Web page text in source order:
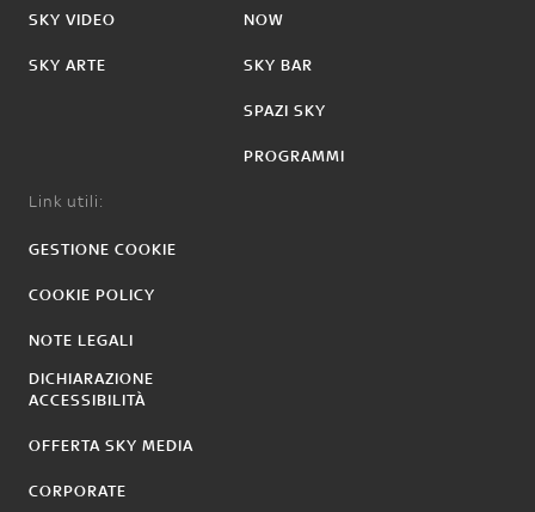
SKY VIDEO
SKY ARTE
NOW
SKY BAR
SPAZI SKY
PROGRAMMI
Link utili:
GESTIONE COOKIE
COOKIE POLICY
NOTE LEGALI
DICHIARAZIONE
ACCESSIBILITÀ
OFFERTA SKY MEDIA
CORPORATE